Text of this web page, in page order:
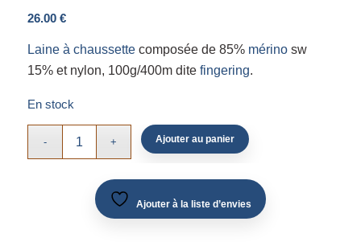
26.00 €
Laine à chaussettecomposée de 85% mérinosw
15% et nylon, 100g/400m dite fingering.
En stock
Ajouter au panier
Ajouter à la liste d’envies